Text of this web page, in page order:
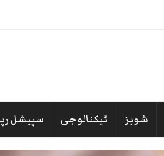
شوبز ٹیکنالوجی سپیشل